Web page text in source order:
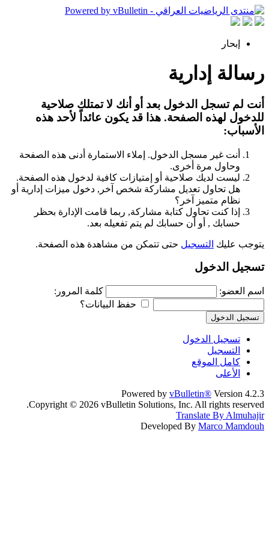
إبحار
رسالة إدارية
أنت لم تسجل الدخول بعد أو أنك لا تمتلك صلاحية
للدخول لهذه الصفحة. هذا قد يكون عائداً لأحد هذه
الأسباب:
أنت غير مسجل الدخول. إملاء الاستمارة أدنى هذه الصفحة
وحاول مرة أخرى.
ليست لديك صلاحية أو إمتيازات كافية لدخول هذه الصفحة.
هل تحاول تعديل مشاركة شخص آخر, دخول ميزات إدارية أو
نظام متميز آخر؟
إذا كنت تحاول كتابة مشاركة, ربما قامت الإدارة بحظر
حسابك , أو أن حسابك لم يتم تفعيله بعد.
يتوجب عليك التسجيل حتى تتمكن من مشاهدة هذه الصفحة.
تسجيل الدخول
اسم العضو:
كلمة المرور:
حفظ البيانات؟
تسجيل الدخول
تسجيل الدخول
التسجيل
كامل الموقع
الأعلى
Powered by vBulletin® Version 4.2.3
Copyright © 2026 vBulletin Solutions, Inc. All rights reserved.
Translate By Almuhajir
Developed By Marco Mamdouh